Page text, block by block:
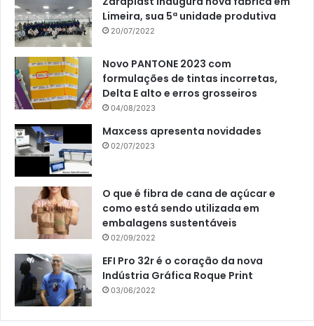
Limeira, sua 5ª unidade produtiva
20/07/2022
Novo PANTONE 2023 com
formulações de tintas incorretas,
Delta E alto e erros grosseiros
04/08/2023
Maxcess apresenta novidades
02/07/2023
O que é fibra de cana de açúcar e
como está sendo utilizada em
embalagens sustentáveis
02/09/2022
EFI Pro 32r é o coração da nova
Indústria Gráfica Roque Print
03/06/2022